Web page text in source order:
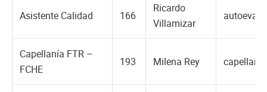
Asistente Calidad 166
Ricardo
Villamizar
Capellanía FTR –
FCHE
193 Milena Rey